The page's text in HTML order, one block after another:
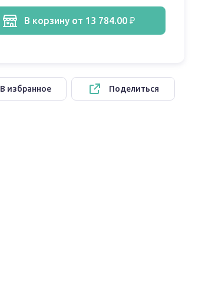
в корзину от 13 784.00 ₽
В избранное Поделиться